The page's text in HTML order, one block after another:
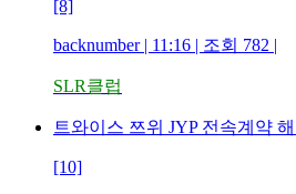
[8]
backnumber | 11:16 | 조회 782 |
SLR클럽
트와이스 쯔위 JYP 전속계약
[10]